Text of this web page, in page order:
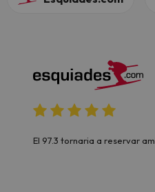
El 97.3 tornaria a reservar